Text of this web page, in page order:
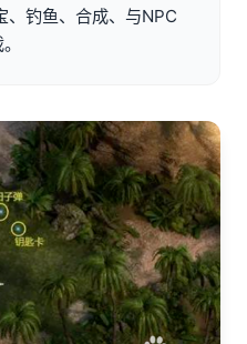
、钓鱼、合成、与NPC